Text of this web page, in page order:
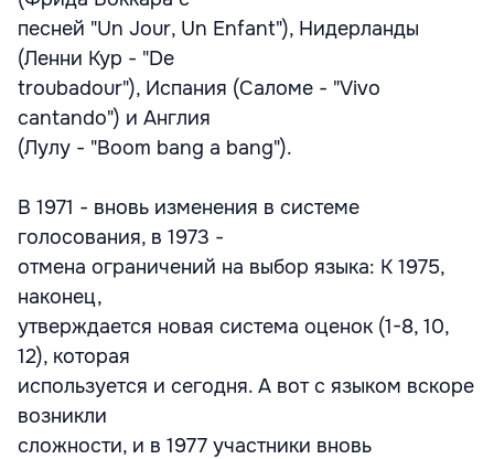
песней "Un Jour, Un Enfant"), Нидерланды
(Ленни Кур - "De
troubadour"), Испания (Саломе - "Vivo
cantando") и Англия
(Лулу - "Boom bang a bang").
В 1971 - вновь изменения в системе
голосования, в 1973 -
отмена ограничений на выбор языка: К 1975,
наконец,
утверждается новая система оценок (1-8, 10,
12), которая
используется и сегодня. А вот с языком вскоре
возникли
сложности, и в 1977 участники вновь